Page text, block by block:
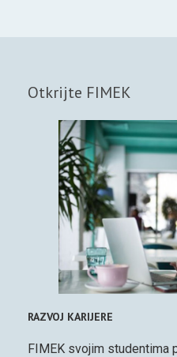
Otkrijte FIMEK
RAZVOJ KARIJERE
FIMEK svojim studentima